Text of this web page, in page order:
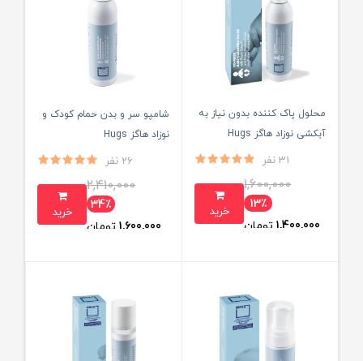
محلول پاک کننده بدون نیاز به
آبکشی نوزاد هاگز Hugs
31 نفر
1,600,000
13٪
1,400,000تومان
خرید
شامپو سر و بدن حمام کودک و
نوزاد هاگز Hugs
26 نفر
2,410,000
34٪
1,600,000تومان
خرید